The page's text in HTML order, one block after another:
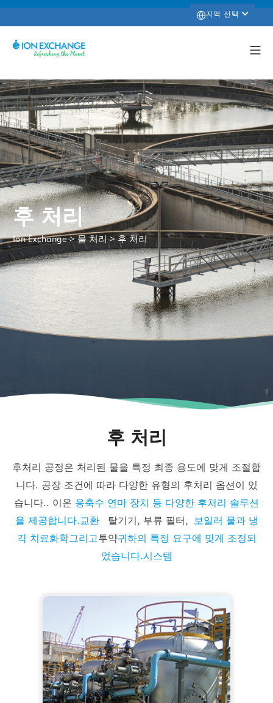
지역 선택
후 처리
Ion Exchange>물 처리>후 처리
후 처리
후처리 공정은 처리된 물을 특정 최종 용도에 맞게 조절합
니다. 공장 조건에 따라 다양한 유형의 후처리 옵션이 있
습니다.. 이온 응축수 연마 장치 등 다양한 후처리 솔루션
을 제공합니다.교환
탈기기, 부류 필터, 보일러 물과 냉
각 치료화학그리고투약귀하의 특정 요구에 맞게 조정되
었습니다.시스템